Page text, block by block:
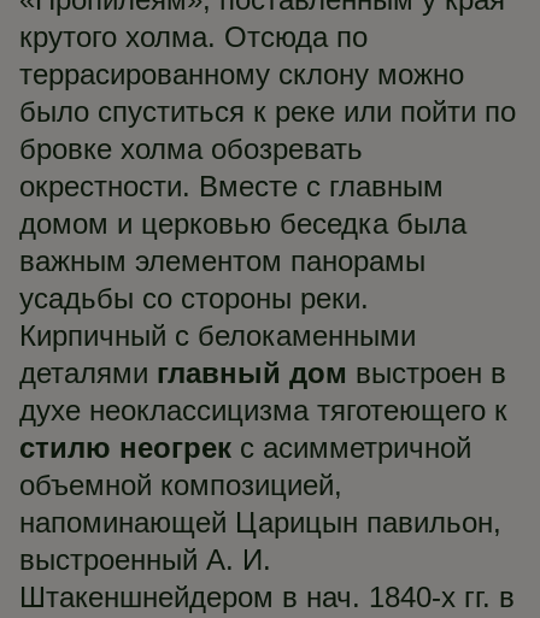
крутого холма. Отсюда по
террасированному склону можно
было спуститься к реке или пойти по
бровке холма обозревать
окрестности. Вместе с главным
домом и церковью беседка была
важным элементом панорамы
усадьбы со стороны реки.
Кирпичный с белокаменными
деталями главный дом выстроен в
духе неоклассицизма тяготеющего к
стилю неогрек с асимметричной
объемной композицией,
напоминающей Царицын павильон,
выстроенный А. И.
Штакеншнейдером в нач. 1840-х гг. в